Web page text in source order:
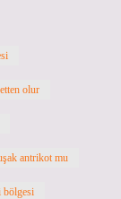
olur
antrikot mu
bölgesi